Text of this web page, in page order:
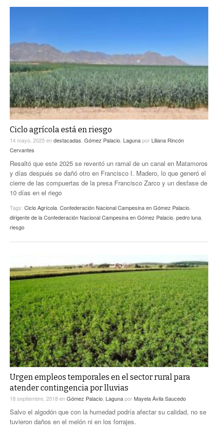
Ciclo agrícola está en riesgo
14 mayo, 2025endestacadas Gómez Palacio Lagunapor Liliana Rincón
Cervantes
Resaltó que este 2025 se reventó un ramal de un canal en Matamoros
y días después se dañó otro en Francisco I. Madero, lo que generó el
cierre de las compuertas de la presa Francisco Zarco y un desfase de
10 días en el riego
Tags: Ciclo Agrícola Confederación Nacional Campesina en Gómez Palacio
dirigente de la Confederación Nacional Campesina en Gómez Palacio pedro luna
riesgo
Urgen empleos temporales en el sector rural para
atender contingencia por lluvias
18 septiembre, 2018enGómez Palacio, LagunaporMayela Ávila Saucedo
Salvo el algodón que con la humedad podría afectar su calidad, no se
tuvieron daños en el melón ni en los forrajes.